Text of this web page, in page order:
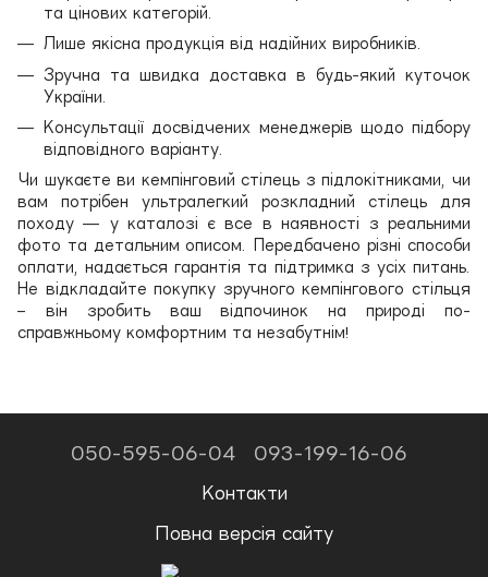
та цінових категорій.
Лише якісна продукція від надійних виробників.
Зручна та швидка доставка в будь-який куточок
України.
Консультації досвідчених менеджерів щодо підбору
відповідного варіанту.
Чи шукаєте ви кемпінговий стілець з підлокітниками, чи
вам потрібен ультралегкий розкладний стілець для
походу — у каталозі є все в наявності з реальними
фото та детальним описом. Передбачено різні способи
оплати, надається гарантія та підтримка з усіх питань.
Не відкладайте покупку зручного кемпінгового стільця
– він зробить ваш відпочинок на природі по-
справжньому комфортним та незабутнім!
050-595-06-04 093-199-16-06
Контакти
Повна версія сайту